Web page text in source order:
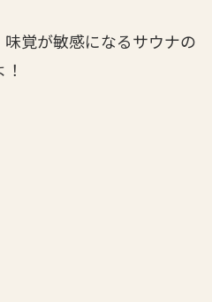
覚が敏感になるサウナの